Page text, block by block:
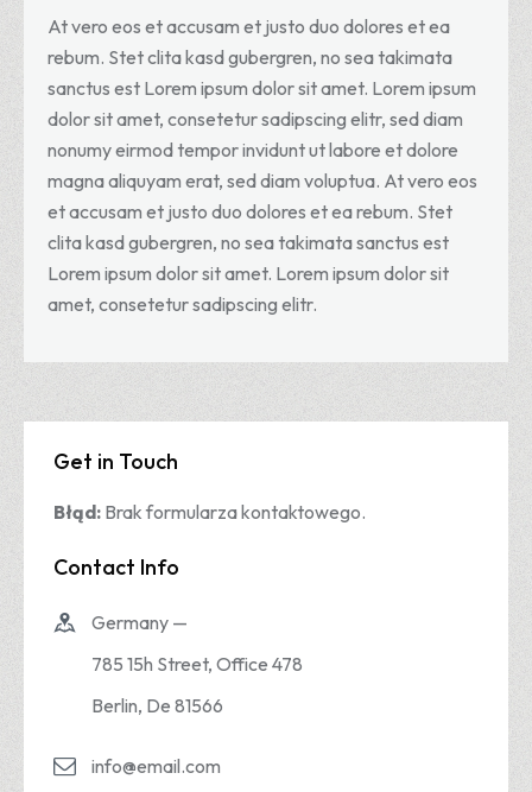
At vero eos et accusam et justo duo dolores et ea
rebum. Stet clita kasd gubergren, no sea takimata
sanctus est Lorem ipsum dolor sit amet. Lorem ipsum
dolor sit amet, consetetur sadipscing elitr, sed diam
nonumy eirmod tempor invidunt ut labore et dolore
magna aliquyam erat, sed diam voluptua. At vero eos
et accusam et justo duo dolores et ea rebum. Stet
clita kasd gubergren, no sea takimata sanctus est
Lorem ipsum dolor sit amet. Lorem ipsum dolor sit
amet, consetetur sadipscing elitr.
Get in Touch
Błąd: Brak formularza kontaktowego.
Contact Info
Germany —
785 15h Street, Office 478
Berlin, De 81566
info@email.com